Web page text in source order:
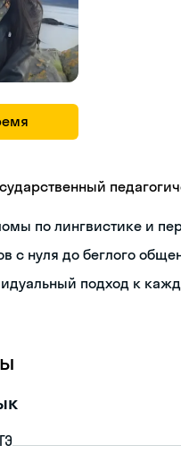
по лингвистике и
с нуля до беглого
подход к